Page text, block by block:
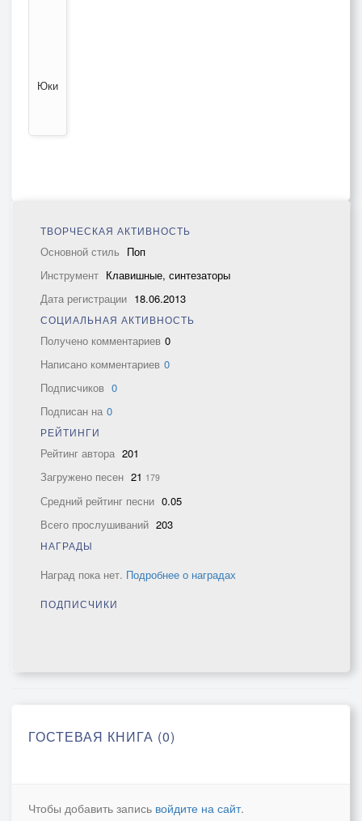
Юки
ТВОРЧЕСКАЯ АКТИВНОСТЬ
Основной стиль Поп
Инструмент Клавишные, синтезаторы
Дата регистрации 18.06.2013
СОЦИАЛЬНАЯ АКТИВНОСТЬ
Получено комментариев 0
Написано комментариев 0
Подписчиков 0
Подписан на 0
РЕЙТИНГИ
Рейтинг автора 201
Загружено песен 21 179
Средний рейтинг песни 0.05
Всего прослушиваний 203
НАГРАДЫ
Наград пока нет. Подробнее о наградах
ПОДПИСЧИКИ
ГОСТЕВАЯ КНИГА (0)
Чтобы добавить запись войдите на сайт.